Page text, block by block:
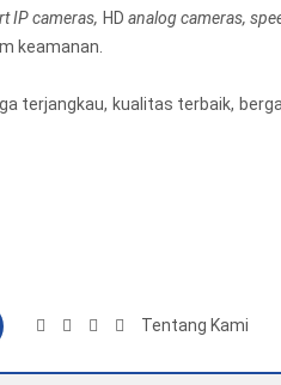
IP cameras, HD analog cameras,
keamanan.
terjangkau, kualitas terbaik,
Tentang Kami